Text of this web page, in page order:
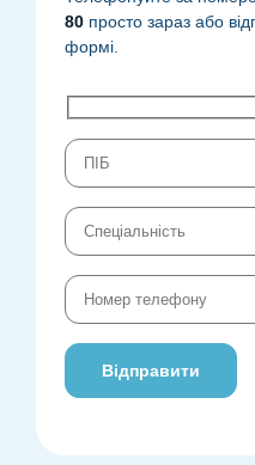
80просто зараз або
формі.